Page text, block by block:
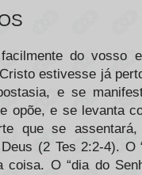
do vosso
estivesse já
e se
opõe, e se levanta
que se
(2 Tes 2:2-4). O
coisa. O “dia do